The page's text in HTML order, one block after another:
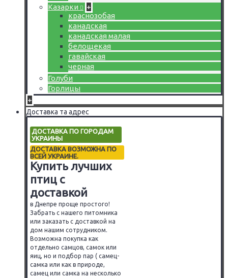
Казарки
+
краснозобая
канадская
канадская малая
белощекая
гавайская
черная
Голуби
Горлицы
+
Доставка та адрес
ДОСТАВКА ПО ГОРОДАМ
УКРАИНЫ
ДОСТАВКА ВОЗМОЖНА ПО
ВСЕЙ УКРАИНЕ.
Купить лучших
птиц с
доставкой
в Днепре проще простого!
Забрать с нашего питомника
или заказать с доставкой на
дом нашим сотрудником.
Возможна покупка как
отдельно самцов, самок или
яиц, но и подбор пар ( самец-
самка или как в природе,
самец или самка на несколько